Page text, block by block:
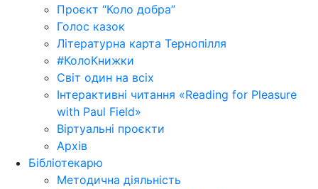
Проєкт “Коло добра”
Голос казок
Літературна карта Тернопілля
#КолоКнижки
Світ один на всіх
Інтерактивні читання «Reading for Pleasure
with Paul Field»
Віртуальні проєкти
Архів
Бібліотекарю
Методична діяльність